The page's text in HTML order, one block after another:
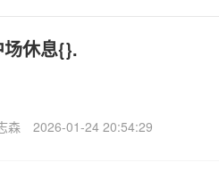
休息{}.
森 2026-01-24 20:54:29